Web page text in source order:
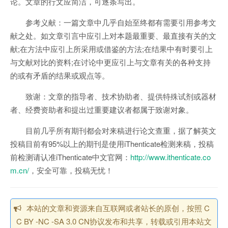
参考义献：一篇文章中几乎自始至终都有需要引用参考文
献之处。如文章引言中应引上对本题最重要、最直接有关的文
献;在方法中应引上所采用或借鉴的方法;在结果中有时要引上
与文献对比的资料;在讨论中更应引上与文章有关的各种支持
的或有矛盾的结果或观点等。
致谢：文章的指导者、技术协助者、提供特殊试剂或器材
者、经费资助者和提出过重要建议者都属于致谢对象。
目前几乎所有期刊都会对来稿进行论文查重，据了解英文
投稿目前有95%以上的期刊是使用iThenticate检测来稿，投稿
前检测请认准iThenticate中文官网： http://www.ithenticate.co
m.cn/，安全可靠，投稿无忧！
本站的文章和资源来自互联网或者站长的原创，按照 C
C BY -NC -SA 3.0 CN协议发布和共享，转载或引用本站文